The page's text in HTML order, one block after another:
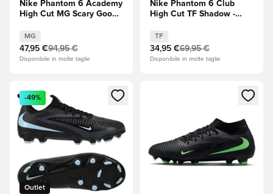
Nike Phantom 6 Academy
High Cut MG Scary Good -
Crimson (Rosso)
MG
47,95 €94,95 €
Disponibile in molte taglie
Nike Phantom 6 Club
High Cut TF Shadow -
TF
34,95 €69,95 €
Disponibile in molte taglie
Apre una finestra modale per accedere o registrarsi come
Outlet
-49%
Apre una finestra modale